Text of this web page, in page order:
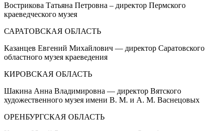
Вострикова Татьяна Петровна – директор Пермского
краеведческого музея
САРАТОВСКАЯ ОБЛАСТЬ
Казанцев Евгений Михайлович — директор Саратовского
областного музея краеведения
КИРОВСКАЯ ОБЛАСТЬ
Шакина Анна Владимировна — директор Вятского
художественного музея имени В. М. и А. М. Васнецовых
ОРЕНБУРГСКАЯ ОБЛАСТЬ